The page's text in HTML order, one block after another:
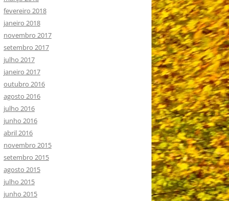
fevereiro 2018
janeiro 2018
novembro 2017
setembro 2017
julho 2017
janeiro 2017
outubro 2016
agosto 2016
julho 2016
junho 2016
abril 2016
novembro 2015
setembro 2015
agosto 2015
julho 2015
junho 2015